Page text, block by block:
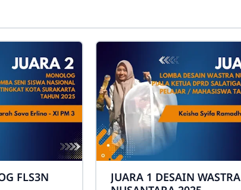
FLS3N
JUARA 1 DESAIN WASTRA